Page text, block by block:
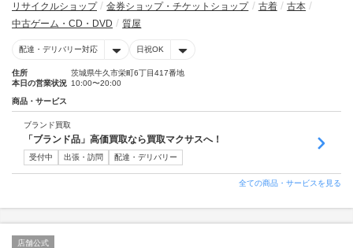
リサイクルショップ 金券ショップ・チケットショップ 古着
古本
中古ゲーム・CD・DVD
質屋
配達・デリバリー対応 日祝OK
住所
茨城県牛久市栄町6丁目417番地
本日の営業状況 10:00〜20:00
商品・サービス
ブランド買取
「ブランド品」高価買取なら買取マクサスへ！
受付中 出張・訪問 配達・デリバリー
全ての商品・サービスを見る
店舗公式